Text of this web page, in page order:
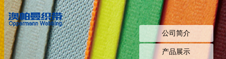
公司简介
产品展示